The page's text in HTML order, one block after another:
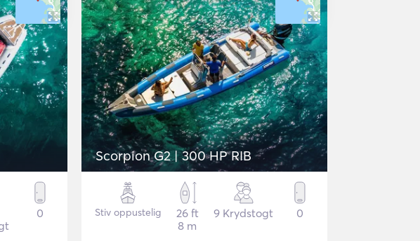
0
Scorpion G2 | 300 HP RIB
Stiv oppustelig
26 ft
8 m
9 Krydstogt 0